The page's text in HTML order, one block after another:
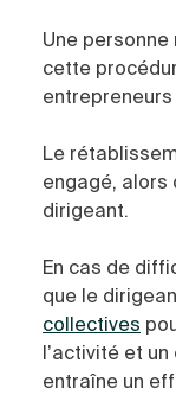
Une personne
cette
Le
engagé, alors
dirigeant.
En cas de
que le
collectives
l’activité et
entraîne un